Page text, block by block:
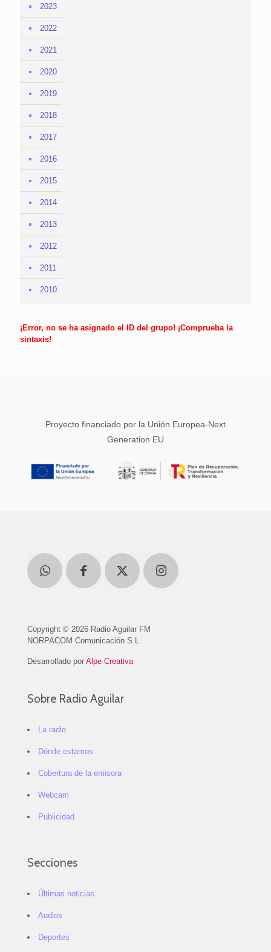
2023
2022
2021
2020
2019
2018
2017
2016
2015
2014
2013
2012
2011
2010
¡Error, no se ha asignado el ID del grupo! ¡Comprueba la
sintaxis!
Proyecto financiado por la Unión Europea-Next
Generation EU
Copyright © 2026 Radio Aguilar FM
NORPACOM Comunicación S.L.
Desarrollado por Alpe Creativa
Sobre Radio Aguilar
La radio
Dónde estamos
Cobertura de la emisora
Webcam
Publicidad
Secciones
Últimas noticias
Audios
Deportes